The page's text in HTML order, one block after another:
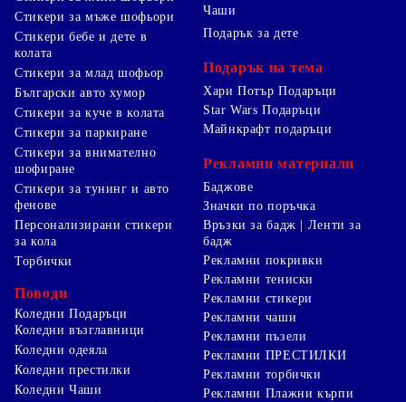
Стикери за мъже шофьори
Стикери бебе и дете в
колата
Стикери за млад шофьор
Български авто хумор
Стикери за куче в колата
Стикери за паркиране
Стикери за внимателно
шофиране
Стикери за тунинг и авто
фенове
Персонализирани стикери
за кола
Торбички
Поводи
Коледни Подаръци
Коледни възглавници
Коледни одеяла
Коледни престилки
Коледни Чаши
Чаши
Подарък за дете
Подарък на тема
Хари Потър Подаръци
Star Wars Подаръци
Майнкрафт подаръци
Рекламни материали
Баджове
Значки по поръчка
Връзки за бадж | Ленти за
бадж
Рекламни покривки
Рекламни тениски
Рекламни стикери
Рекламни чаши
Рекламни пъзели
Рекламни ПРЕСТИЛКИ
Рекламни торбички
Рекламни Плажни кърпи